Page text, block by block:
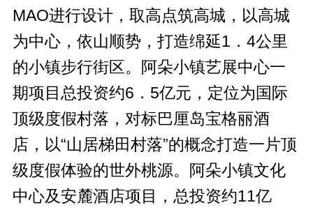
MAO进行设计，取高点筑高城，以高城
为中心，依山顺势，打造绵延1．4公里
的小镇步行街区。阿朵小镇艺展中心一
期项目总投资约6．5亿元，定位为国际
顶级度假村落，对标巴厘岛宝格丽酒
店，以“山居梯田村落”的概念打造一片顶
级度假体验的世外桃源。阿朵小镇文化
中心及安麓酒店项目，总投资约11亿